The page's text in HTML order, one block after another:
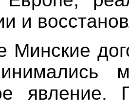
и
Минские
явление.